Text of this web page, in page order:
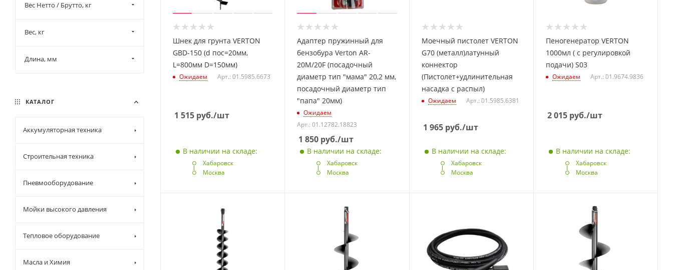
Шнек для грунта VERTON
GBD-150 (d пос=20мм,
L=800мм D=150мм)
Ожидаем Арт.: 01.5985.6673
1 515 руб./шт
В наличии на складе:
Хабаровск
Москва
Адаптер пружинный для
бензобура Verton AR-
20М/20F (посадочный
диаметр тип "мама" 20,2 мм,
посадочный диаметр тип
"папа" 20мм)
Ожидаем
Арт.: 01.12782.18823
1 850 руб./шт
В наличии на складе:
Хабаровск
Москва
Моечный пистолет VERTON
G70 (металл)латунный
коннектор
(Пистолет+удлинительная
насадка с распыл)
Ожидаем Арт.: 01.5985.6381
1 965руб./шт
В наличии на складе:
Хабаровск
Москва
Пеногенератор VERTON
1000мл ( с регулировкой
подачи) S03
Ожидаем Арт.: 01.9674.9836
2 015руб./шт
В наличии на складе:
Хабаровск
Москва
Вес Нетто / Брутто, кг
Вес, кг
Длина, мм
КАТАЛОГ
Аккумуляторная техника
Строительная техника
Пневмооборудование
Мойки высокого давления
Тепловое оборудование
Масла и Химия